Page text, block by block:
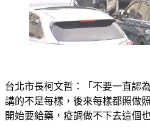
台北市長柯文哲：「不要一直認
講的不是每樣，後來每樣都照做
開始要給藥，疫調做不下去這個也